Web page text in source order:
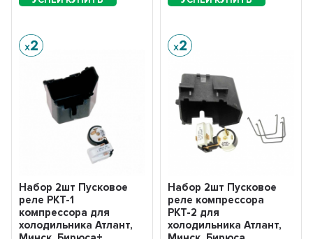
Набор 2шт Пусковое
реле РКТ-1
компрессора для
холодильника Атлант,
Набор 2шт Пусковое
реле компрессора
РКТ-2 для
холодильника Атлант,